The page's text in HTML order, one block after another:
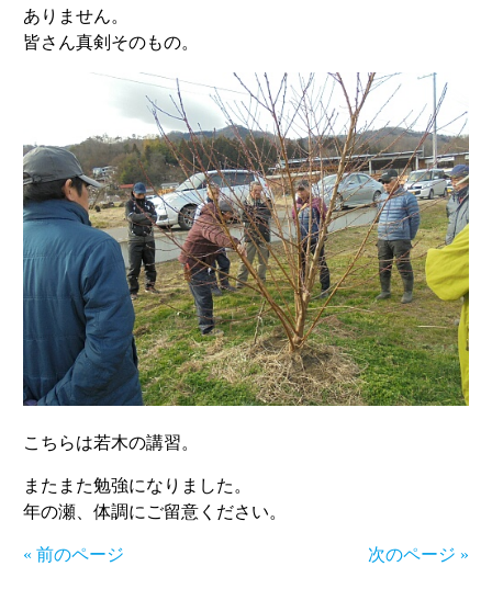
ありません。
皆さん真剣そのもの。
こちらは若木の講習。
またまた勉強になりました。
年の瀬、体調にご留意ください。
« 前のページ 次のページ »